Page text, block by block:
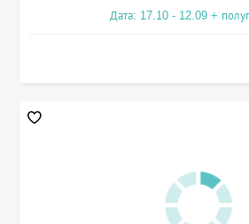
Дата: 17.10 - 12.09 +